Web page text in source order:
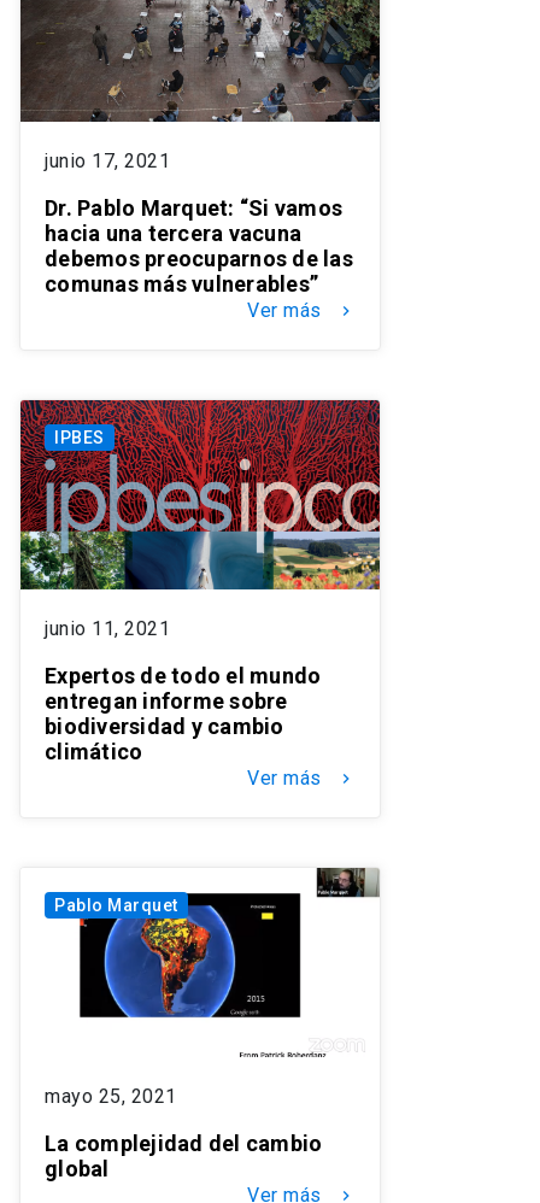
junio 17, 2021
Dr. Pablo Marquet: “Si vamos
hacia una tercera vacuna
debemos preocuparnos de las
comunas más vulnerables”
Ver más keyboard_arrow_right
IPBES
junio 11, 2021
Expertos de todo el mundo
entregan informe sobre
biodiversidad y cambio
climático
Ver más keyboard_arrow_right
Pablo Marquet
mayo 25, 2021
La complejidad del cambio
global
Ver más keyboard_arrow_right